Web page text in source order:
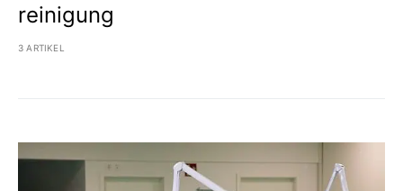
reinigung
3 ARTIKEL